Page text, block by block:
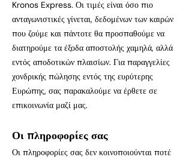
Kronos Express. Οι τιμές είναι όσο πιο
ανταγωνιστικές γίνεται, δεδομένων των καιρών
που ζούμε και πάντοτε θα προσπαθούμε να
διατηρούμε τα έξοδα αποστολής χαμηλά, αλλά
εντός αποδοτικών πλαισίων. Για παραγγελίες
χονδρικής πώλησης εντός της ευρύτερης
Ευρώπης, σας παρακαλούμε να έρθετε σε
επικοινωνία μαζί μας.
Οι πληροφορίες σας
Οι πληροφορίες σας δεν κοινοποιούνται ποτέ